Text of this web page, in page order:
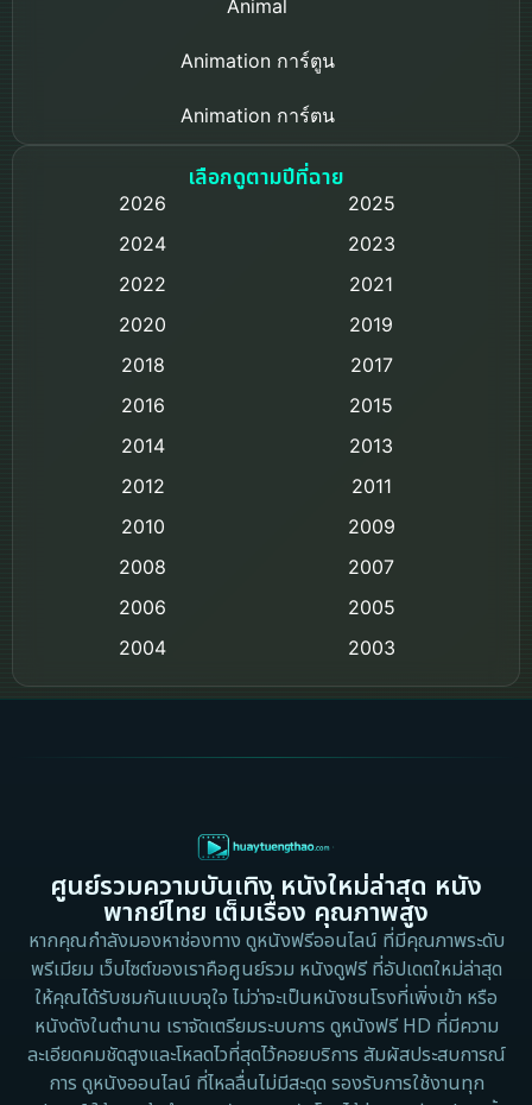
Animal
Animation การ์ตูน
Animation การ์ตูน
Based on a True Story เรื่องจริง
Detective สืบสวน
Disaster
Disney+
Documentary สารคดี
Documentary สารคดี
เลือกดูตามปีที่ฉาย
2026
2025
2024
2023
2022
2021
2020
2019
2018
2017
2016
2015
2014
2013
2012
2011
2010
2009
2008
2007
2006
2005
2004
2003
2002
2000
1983
1982
1971
1962
ศูนย์รวมความบันเทิง หนังใหม่ล่าสุด หนัง
พากย์ไทย เต็มเรื่อง คุณภาพสูง
หากคุณกำลังมองหาช่องทาง ดูหนังฟรีออนไลน์ ที่มีคุณภาพระดับ
พรีเมียม เว็บไซต์ของเราคือศูนย์รวม หนังดูฟรี ที่อัปเดตใหม่ล่าสุด
ให้คุณได้รับชมกันแบบจุใจ ไม่ว่าจะเป็นหนังชนโรงที่เพิ่งเข้า หรือ
หนังดังในตำนาน เราจัดเตรียมระบบการ ดูหนังฟรี HD ที่มีความ
ละเอียดคมชัดสูงและโหลดไวที่สุดไว้คอยบริการ สัมผัสประสบการณ์
การ ดูหนังออนไลน์ ที่ไหลลื่นไม่มีสะดุด รองรับการใช้งานทุก